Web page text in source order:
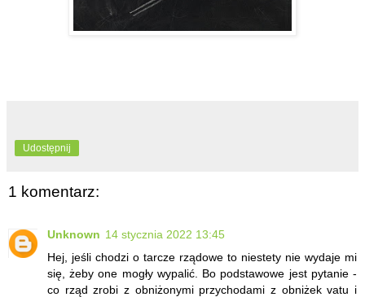
Udostępnij
1 komentarz:
Unknown 14 stycznia 2022 13:45
Hej, jeśli chodzi o tarcze rządowe to niestety nie wydaje mi
się, żeby one mogły wypalić. Bo podstawowe jest pytanie -
co rząd zrobi z obniżonymi przychodami z obniżek vatu i